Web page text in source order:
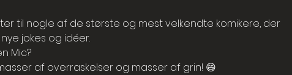
til nogle af de største og mest velkendte komikere, der
jokes og idéer.
Mic?
af overraskelser og masser af grin! 😄